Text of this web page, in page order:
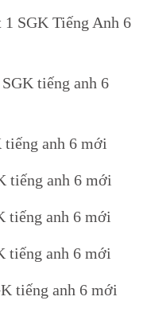
SGK Tiếng Anh 6
tiếng anh 6
anh 6 mới
tiếng anh 6 mới
tiếng anh 6 mới
tiếng anh 6 mới
tiếng anh 6 mới